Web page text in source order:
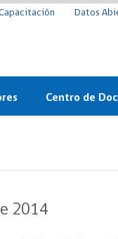
Datos
Centro de
2014